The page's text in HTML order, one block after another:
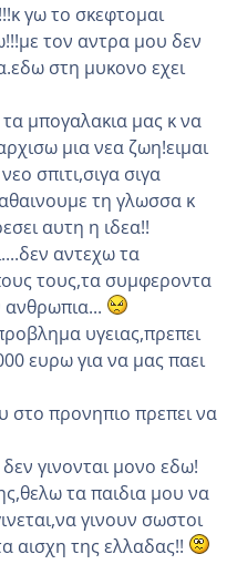
γω το σκεφτομαι
τον αντρα μου δεν
στη μυκονο εχει
μπογαλακια μας κ να
μια νεα ζωη!ειμαι
νεο σπιτι,σιγα σιγα
τη γλωσσα κ
αυτη η ιδεα!!
αντεχω τα
τους,τα συμφεροντα
υγειας,πρεπει
ευρω για να μας παει
στο προνηπιο πρεπει να
γινονται μονο εδω!
τα παιδια μου να
γινουν σωστοι
αισχη της ελλαδας!!